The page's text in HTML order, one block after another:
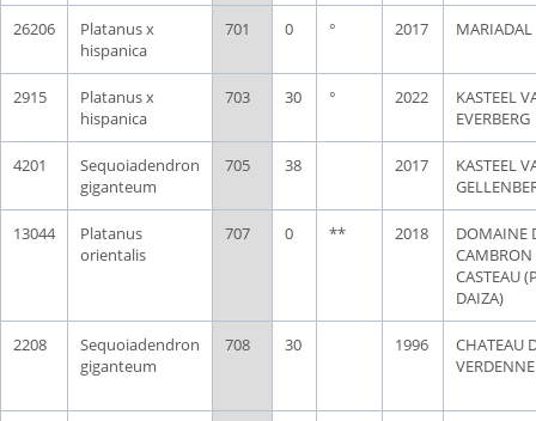
26206
Platanus x
hispanica
701 0 ° 2017 MARIADAL
2915
Platanus x
hispanica
703 30 ° 2022
KASTEEL
EVERBERG
4201
Sequoiadendron
giganteum
705 38 2017
KASTEEL
13044
Platanus
orientalis
707 0 ** 2018
DOMAINE
CAMBRON
CASTEAU
DAIZA)
2208
Sequoiadendron
giganteum
708 30 1996
CHATEAU
VERDENNE